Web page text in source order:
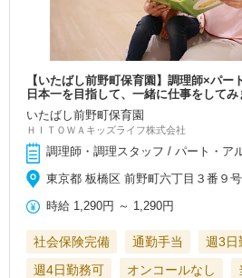
【いたばし前野町保育園】調理師×パー
日本一を目指して、一緒に仕事をしてみ
いたばし前野町保育園
ＨＩＴＯＷＡキッズライフ株式会社
調理師・調理スタッフ / パート・ア
東京都 板橋区 前野町六丁目３番９
時給 1,290円 ～ 1,290円
社会保険完備 通勤手当
週3日
週4日勤務可
オンコールなし